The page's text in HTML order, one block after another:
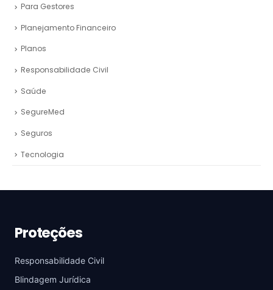
Para Gestores
Planejamento Financeiro
Planos
Responsabilidade Civil
Saúde
SegureMed
Seguros
Tecnologia
Proteções
Responsabilidade Civil
Blindagem Jurídica